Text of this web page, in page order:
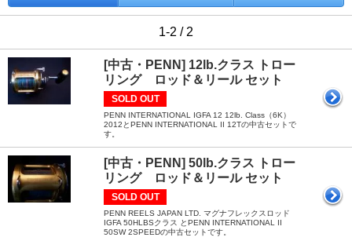
1-2 / 2
[中古・PENN] 12lb.クラス トロー
リング ロッド＆リール セット
SOLD OUT
PENN INTERNATIONAL IGFA 12 12lb. Class（6K）
2012とPENN INTERNATIONAL II 12Tの中古セットで
す。
[中古・PENN] 50lb.クラス トロー
リング ロッド＆リール セット
SOLD OUT
PENN REELS JAPAN LTD. マグナフレックスロッド
IGFA 50HLBSクラス とPENN INTERNATIONAL II
50SW 2SPEEDの中古セットです。